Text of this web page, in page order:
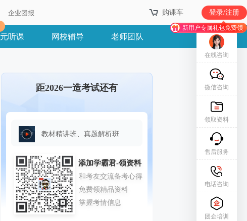
企业团报 购课车 登录/注册
新用户专属礼包免费领
听课 网校辅导 老师团队
距2026一造考试还有
教材精讲班、真题解析班
在线咨询
微信咨询
领取资料
售后服务
电话咨询
团企培训